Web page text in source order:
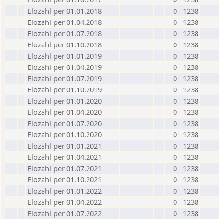
Elozahl per 01.01.2018
0
1238
Elozahl per 01.04.2018
0
1238
Elozahl per 01.07.2018
0
1238
Elozahl per 01.10.2018
0
1238
Elozahl per 01.01.2019
0
1238
Elozahl per 01.04.2019
0
1238
Elozahl per 01.07.2019
0
1238
Elozahl per 01.10.2019
0
1238
Elozahl per 01.01.2020
0
1238
Elozahl per 01.04.2020
0
1238
Elozahl per 01.07.2020
0
1238
Elozahl per 01.10.2020
0
1238
Elozahl per 01.01.2021
0
1238
Elozahl per 01.04.2021
0
1238
Elozahl per 01.07.2021
0
1238
Elozahl per 01.10.2021
0
1238
Elozahl per 01.01.2022
0
1238
Elozahl per 01.04.2022
0
1238
Elozahl per 01.07.2022
0
1238